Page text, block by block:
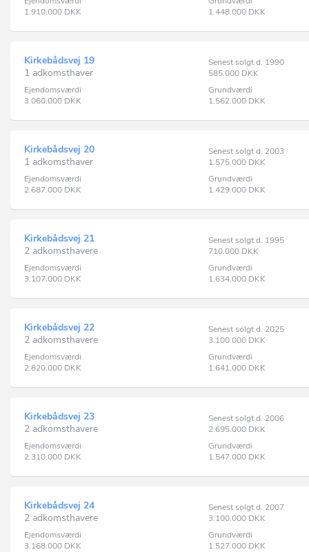
1.910.000 DKK
1.448.000 DKK
Kirkebådsvej 19
1 adkomsthaver
Senest solgt d. 1990
585.000 DKK
Ejendomsværdi
3.060.000 DKK
Grundværdi
1.562.000 DKK
Kirkebådsvej 20
1 adkomsthaver
Senest solgt d. 2003
1.575.000 DKK
Ejendomsværdi
2.687.000 DKK
Grundværdi
1.429.000 DKK
Kirkebådsvej 21
2 adkomsthavere
Senest solgt d. 1995
710.000 DKK
Ejendomsværdi
3.107.000 DKK
Grundværdi
1.634.000 DKK
Kirkebådsvej 22
2 adkomsthavere
Senest solgt d. 2025
3.100.000 DKK
Ejendomsværdi
2.820.000 DKK
Grundværdi
1.641.000 DKK
Kirkebådsvej 23
2 adkomsthavere
Senest solgt d. 2006
2.695.000 DKK
Ejendomsværdi
2.310.000 DKK
Grundværdi
1.547.000 DKK
Kirkebådsvej 24
2 adkomsthavere
Senest solgt d. 2007
3.100.000 DKK
Ejendomsværdi
3.168.000 DKK
Grundværdi
1.527.000 DKK